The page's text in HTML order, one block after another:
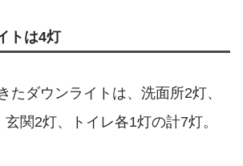
トは4灯
たダウンライトは、洗面所2灯、
関2灯、トイレ各1灯の計7灯。